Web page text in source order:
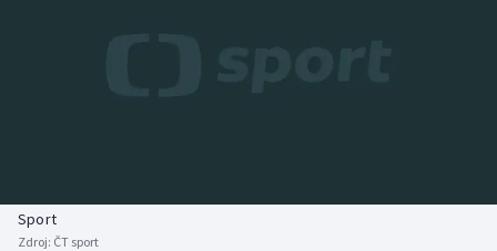
Biatlon
Aplikace ČT sport
Sport
Zdroj: ČT sport